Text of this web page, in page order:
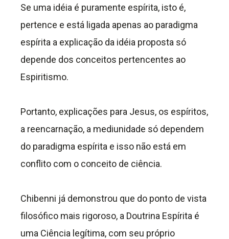
Se uma idéia é puramente espírita, isto é,
pertence e está ligada apenas ao paradigma
espírita a explicação da idéia proposta só
depende dos conceitos pertencentes ao
Espiritismo.
Portanto, explicações para Jesus, os espíritos,
a reencarnação, a mediunidade só dependem
do paradigma espírita e isso não está em
conflito com o conceito de ciência.
Chibenni já demonstrou que do ponto de vista
filosófico mais rigoroso, a Doutrina Espírita é
uma Ciência legítima, com seu próprio